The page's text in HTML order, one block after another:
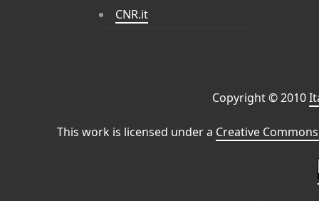
CNR.it
Copyright © 2010
This work is licensed under a Creative